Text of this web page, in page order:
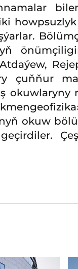
çuňňur
okuw